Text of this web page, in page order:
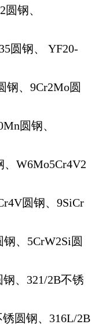
钢、
圆钢、 YF20-
钢、9Cr2Mo圆
圆钢、
W6Mo5Cr4V2
圆钢、9SiCr
、5CrW2Si圆
、321/2B不锈
圆钢、316L/2B